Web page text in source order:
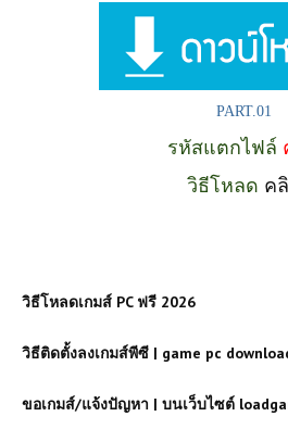
PART.01
รหัสแตกไฟล์
วิธีโหลด ค
วิธีโหลดเกมส์ PC ฟรี 2026
วิธีติดตั้งลงเกมส์พีซี | game pc
ขอเกมส์/แจ้งปัญหา | บนเว็บไซต์